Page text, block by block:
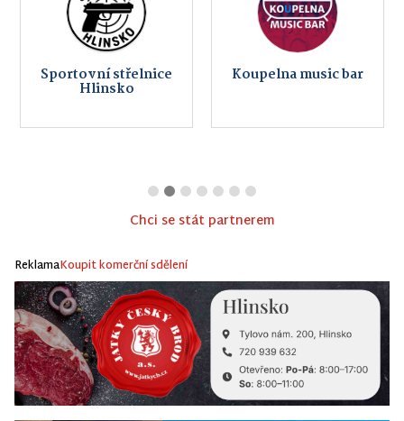
Sportovní střelnice
Hlinsko
Koupelna music bar
Chci se stát partnerem
ReklamaKoupit komerční sdělení